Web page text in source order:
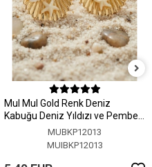
MuI MuI Gold Renk Deniz
Kabuğu Deniz Yıldızı ve Pembe
Taş Detaylı Küpe
MUBKP12013
MUIBKP12013